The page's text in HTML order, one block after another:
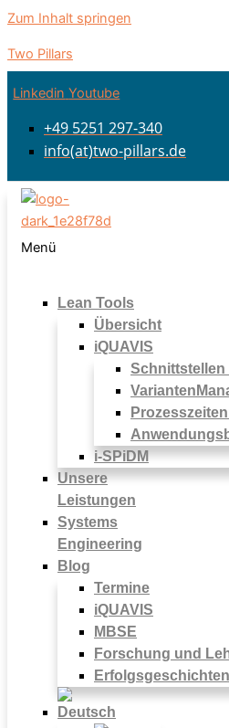
Zum Inhalt springen
Two Pillars
Linkedin Youtube
+49 5251 297-340
info(at)two-pillars.de
Menü
Lean Tools
Übersicht
iQUAVIS
Schnittstellen
i-SPiDM
Unsere
Leistungen
Systems
Engineering
Blog
Termine
iQUAVIS
MBSE
Forschung und
Erfolgsgeschichten